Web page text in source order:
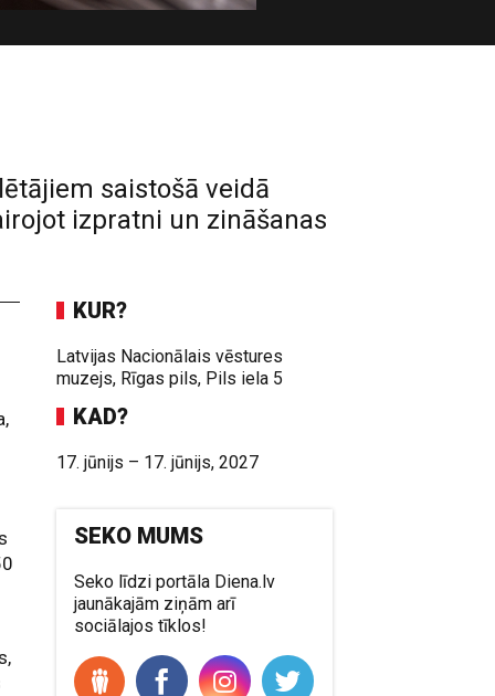
saistošā veidā
izpratni un zināšanas
KUR?
Latvijas Nacionālais vēstures
muzejs, Rīgas pils, Pils iela 5
KAD?
17. jūnijs – 17. jūnijs, 2027
SEKO MUMS
Seko līdzi portāla Diena.lv
jaunākajām ziņām arī
sociālajos tīklos!